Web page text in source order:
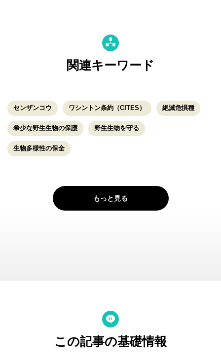
関連キーワード
センザンコウ ワシントン条約（CITES） 絶滅危惧種
希少な野生生物の保護 野生生物を守る
生物多様性の保全
もっと見る
この記事の基礎情報